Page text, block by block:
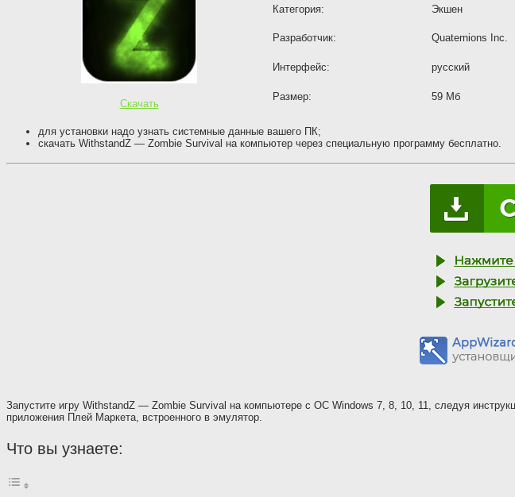
Скачать
Категория: Экшен
Разработчик: Quaternions Inc.
Интерфейс: русский
Размер: 59 Мб
для установки надо узнать системные данные вашего ПК;
скачать WithstandZ — Zombie Survival на компьютер через специальную программу бесплатно.
Запустите игру WithstandZ — Zombie Survival на компьютере с ОС Windows 7, 8, 10, 11, следуя
приложения Плей Маркета, встроенного в эмулятор.
Что вы узнаете: